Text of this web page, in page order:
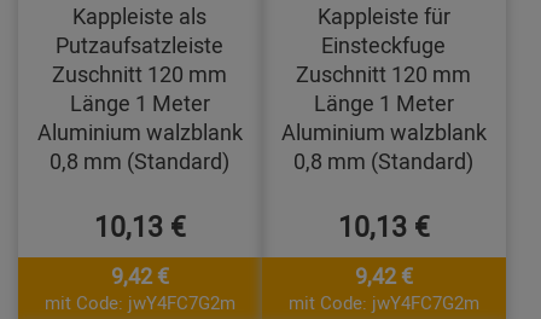
Kappleiste als
Putzaufsatzleiste
Zuschnitt 120 mm
Länge 1 Meter
Aluminium walzblank
0,8 mm (Standard)
10,13 €
9,42 €
mit Code: jwY4FC7G2m
Kappleiste für
Einsteckfuge
Zuschnitt 120 mm
Länge 1 Meter
Aluminium walzblank
0,8 mm (Standard)
10,13 €
9,42 €
mit Code: jwY4FC7G2m